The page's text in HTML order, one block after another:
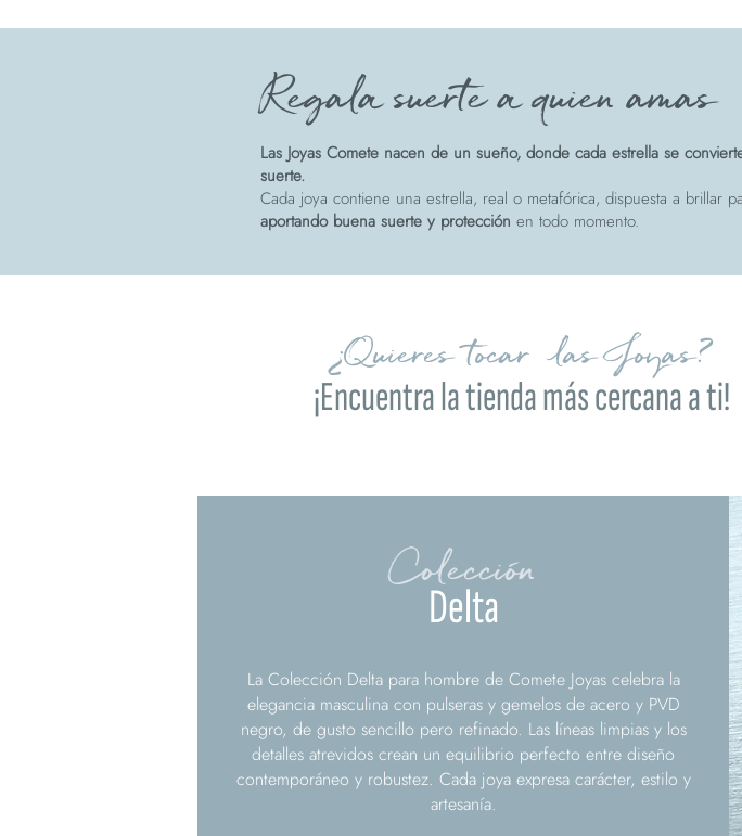
Regala suerte a quien amas
Las Joyas Comete nacen de un sueño, donde cada estrella se
suerte.
Cada joya contiene una estrella, real o metafórica, dispuesta a brillar
aportando buena suerte y protección en todo momento.
¿Quieres tocar las Joyas?
¡Encuentra la tienda más cercana a ti!
Delta
Colección
La Colección Delta para hombre de Comete Joyas celebra la
elegancia masculina con pulseras y gemelos de acero y PVD
negro, de gusto sencillo pero refinado. Las líneas limpias y los
detalles atrevidos crean un equilibrio perfecto entre diseño
contemporáneo y robustez. Cada joya expresa carácter, estilo y
artesanía.